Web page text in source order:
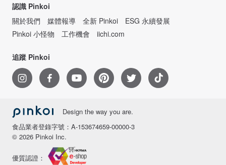
認識 Pinkoi
關於我們
媒體報導 全新 Pinkoi
ESG 永續發展
Pinkoi 小怪物
工作機會 iichi.com
追蹤 Pinkoi
Design the way you are.
食品業者登錄字號：A-153674659-00000-3
© 2026 Pinkoi Inc.
優質認證：